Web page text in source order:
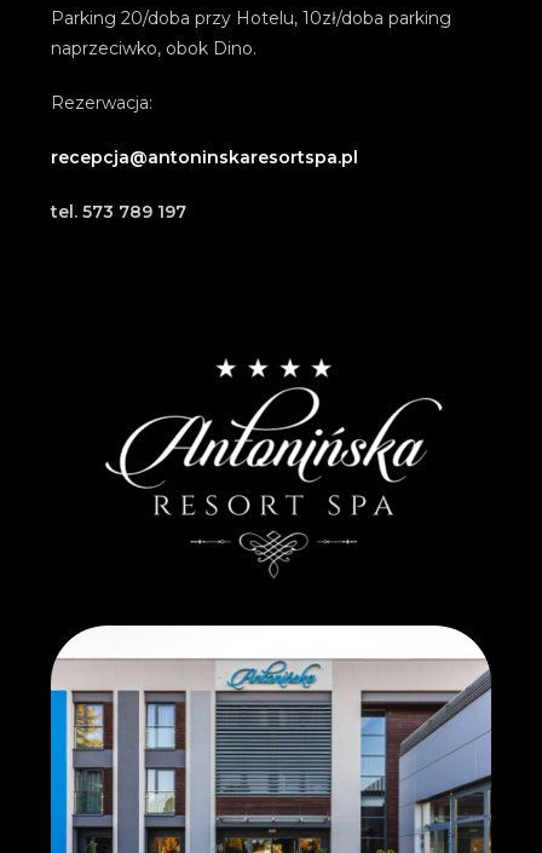
Parking 20/doba przy Hotelu, 10zł/doba parking
naprzeciwko, obok Dino.
Rezerwacja:
recepcja@antoninskaresortspa.pl
tel. 573 789 197